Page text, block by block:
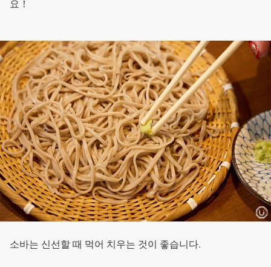
요！
소바는 신선할 때 먹어 치우는 것이 좋습니다.